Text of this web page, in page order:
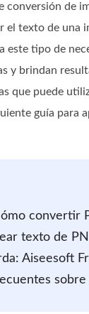
conversión de
el texto de una
este tipo de
y brindan
que puede
guía para
texto de
Aiseesoft